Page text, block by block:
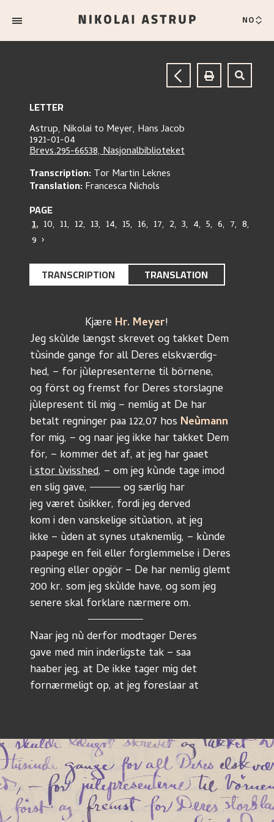
NO
LETTER
Astrup, Nikolai to Meyer, Hans Jacob
1921-01-04
Brevs.295-66538, Nasjonalbiblioteket
Transcription:Tor Martin Leknes
Translation:Francesca Nichols
PAGE
1, 10, 11, 12, 13, 14, 15, 16, 17, 2, 3, 4, 5, 6, 7, 8,
9 ›
TRANSCRIPTION TRANSLATION
                  Kjære
Hr. Meyer!
Jeg skùlde længst skrevet og takket Dem
tùsinde gange for all Deres elskværdig-
hed, – for jùlepresenterne til börnene,
og först og fremst for Deres storslagne
jùlepresent til mig – nemlig at De har
betalt regninger paa 122,07 hos Neùmann
for mig, – og naar jeg ikke har takket Dem
för, – kommer det af, at jeg har gaaet
i stor ùvisshed, – om jeg kùnde tage imod
en slig gave,
og særlig har
jeg været ùsikker, fordi jeg derved
kom i den vanskelige sitùation, at jeg
ikke – ùden at synes utaknemlig, – kùnde
paapege en feil eller forglemmelse i Deres
regning eller opgjör – De har nemlig glemt
200 kr. som jeg skùlde have, og som jeg
senere skal forklare nærmere om.
Naar jeg nù derfor modtager Deres
gave med min inderligste tak – saa
haaber jeg, at De ikke tager mig det
fornærmeligt op, at jeg foreslaar at